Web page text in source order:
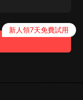
新人領7天免費試用